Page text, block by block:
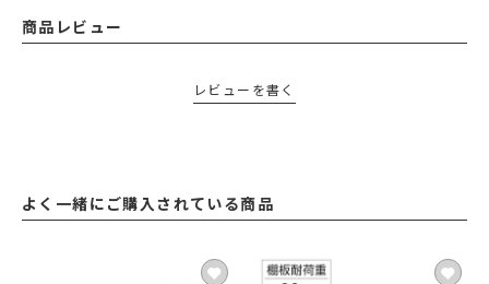
商品レビュー
レビューを書く
よく一緒にご購入されている商品